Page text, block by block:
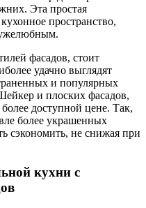
Эта простая
пространство,
фасадов, стоит
удачно выглядят
и популярных
и плоских фасадов,
доступной цене. Так,
более украшенных
сэкономить, не снижая при
кухни с